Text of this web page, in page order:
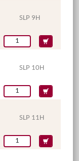
SLP 9H
SLP 10H
SLP 11H